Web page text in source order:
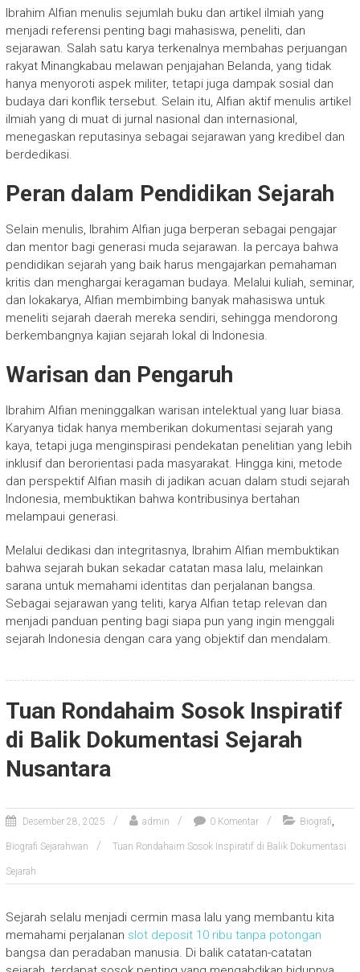
Ibrahim Alfian menulis sejumlah buku dan artikel ilmiah yang
menjadi referensi penting bagi mahasiswa, peneliti, dan
sejarawan. Salah satu karya terkenalnya membahas perjuangan
rakyat Minangkabau melawan penjajahan Belanda, yang tidak
hanya menyoroti aspek militer, tetapi juga dampak sosial dan
budaya dari konflik tersebut. Selain itu, Alfian aktif menulis artikel
ilmiah yang di muat di jurnal nasional dan internasional,
menegaskan reputasinya sebagai sejarawan yang kredibel dan
berdedikasi.
Peran dalam Pendidikan Sejarah
Selain menulis, Ibrahim Alfian juga berperan sebagai pengajar
dan mentor bagi generasi muda sejarawan. Ia percaya bahwa
pendidikan sejarah yang baik harus mengajarkan pemahaman
kritis dan menghargai keragaman budaya. Melalui kuliah, seminar,
dan lokakarya, Alfian membimbing banyak mahasiswa untuk
meneliti sejarah daerah mereka sendiri, sehingga mendorong
berkembangnya kajian sejarah lokal di Indonesia.
Warisan dan Pengaruh
Ibrahim Alfian meninggalkan warisan intelektual yang luar biasa.
Karyanya tidak hanya memberikan dokumentasi sejarah yang
kaya, tetapi juga menginspirasi pendekatan penelitian yang lebih
inklusif dan berorientasi pada masyarakat. Hingga kini, metode
dan perspektif Alfian masih di jadikan acuan dalam studi sejarah
Indonesia, membuktikan bahwa kontribusinya bertahan
melampaui generasi.
Melalui dedikasi dan integritasnya, Ibrahim Alfian membuktikan
bahwa sejarah bukan sekadar catatan masa lalu, melainkan
sarana untuk memahami identitas dan perjalanan bangsa.
Sebagai sejarawan yang teliti, karya Alfian tetap relevan dan
menjadi panduan penting bagi siapa pun yang ingin menggali
sejarah Indonesia dengan cara yang objektif dan mendalam.
Tuan Rondahaim Sosok Inspiratif
di Balik Dokumentasi Sejarah
Nusantara
Desember 28, 2025 admin 0 Komentar Biografi,
Biografi Sejarahwan Tuan Rondahaim Sosok Inspiratif di Balik Dokumentasi
Sejarah
Sejarah selalu menjadi cermin masa lalu yang membantu kita
memahami perjalanan slot deposit 10 ribu tanpa potongan
bangsa dan peradaban manusia. Di balik catatan-catatan